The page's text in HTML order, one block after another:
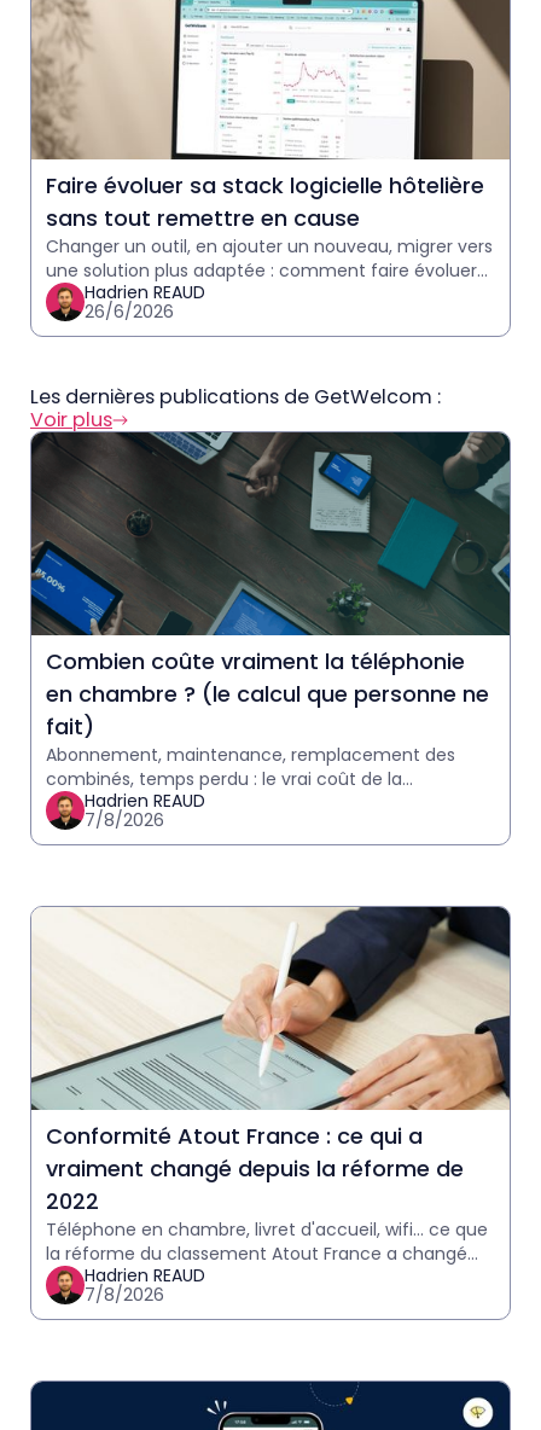
Faire évoluer sa stack logicielle hôtelière
sans tout remettre en cause
Changer un outil, en ajouter un nouveau, migrer vers
une solution plus adaptée : comment faire évoluer
sa stack logicielle hôtelière ?
Hadrien REAUD
26/6/2026
Les dernières publications de GetWelcom :
Voir plus
Combien coûte vraiment la téléphonie
en chambre ? (le calcul que personne ne
fait)
Abonnement, maintenance, remplacement des
combinés, temps perdu : le vrai coût de la
téléphonie en hôtel est souvent sous-estimé.
Calculez le vôtre en 2 minutes
Hadrien REAUD
7/8/2026
Conformité Atout France : ce qui a
vraiment changé depuis la réforme de
2022
Téléphone en chambre, livret d'accueil, wifi… ce que
la réforme du classement Atout France a changé
pour les hôteliers, et ce qui reste à vérifier avant
votre p
Hadrien REAUD
7/8/2026